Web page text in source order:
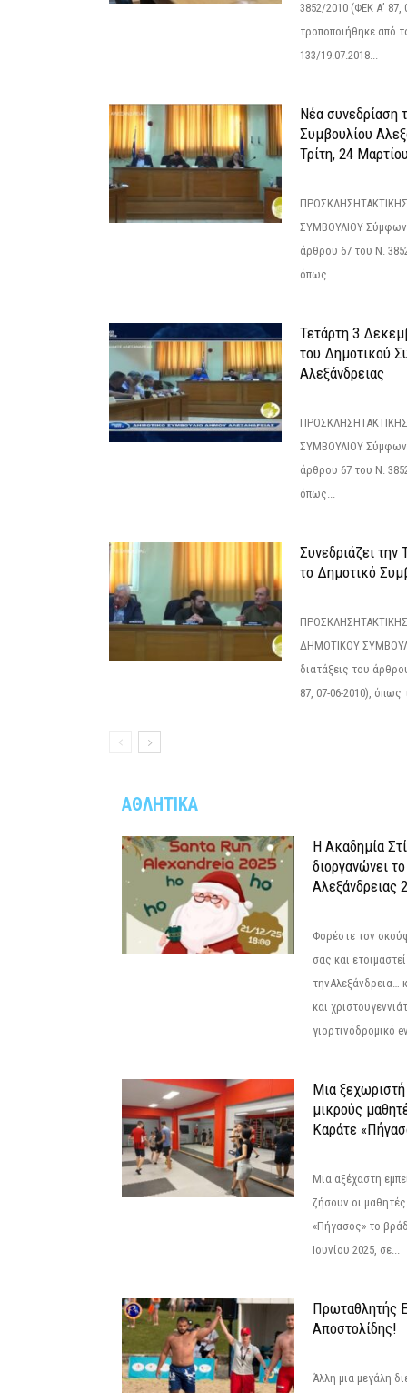
3852/2010 (ΦΕΚ Α’ 87,
τροποποιήθηκε από
133/19.07.2018...
Νέα συνεδρίαση
Συμβουλίου
Τρίτη, 24
ΣΥΜΒΟΥΛΙΟΥ
άρθρου 67 του Ν.
όπως...
Τετάρτη 3
του Δημοτικού
Αλεξάνδρειας
ΣΥΜΒΟΥΛΙΟΥ
άρθρου 67 του Ν.
όπως...
Συνεδριάζει
το Δημοτικό
ΔΗΜΟΤΙΚΟΥ
διατάξεις του
87, 07-06-2010), όπως
ΑΘΛΗΤΙΚΑ
Η Ακαδημία
διοργανώνει
Αλεξάνδρειας
Φορέστε τον
σας και
τηνΑλεξάνδρεια…
και
γιορτινόδρομικό
Μια ξεχωριστή
μικρούς
Καράτε
Μια αξέχαστη
ζήσουν οι
«Πήγασος» το
Ιουνίου 2025, σε...
Πρωταθλητής
Αποστολίδης!
Άλλη μια μεγάλη